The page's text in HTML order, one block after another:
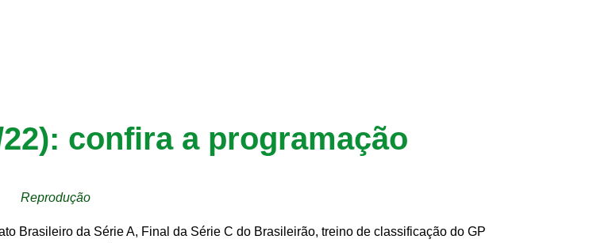
confira a programação
Reprodução
Brasileiro da Série A, Final da Série C do Brasileirão, treino de classificação do GP